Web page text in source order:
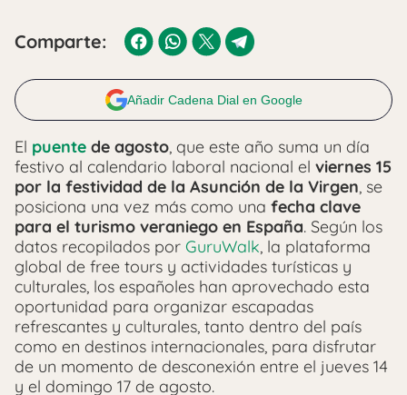
Comparte:
Añadir Cadena Dial en Google
El puente de agosto, que este año suma un día
festivo al calendario laboral nacional el viernes 15
por la festividad de la Asunción de la Virgen, se
posiciona una vez más como una fecha clave
para el turismo veraniego en España. Según los
datos recopilados por GuruWalk, la plataforma
global de free tours y actividades turísticas y
culturales, los españoles han aprovechado esta
oportunidad para organizar escapadas
refrescantes y culturales, tanto dentro del país
como en destinos internacionales, para disfrutar
de un momento de desconexión entre el jueves 14
y el domingo 17 de agosto.